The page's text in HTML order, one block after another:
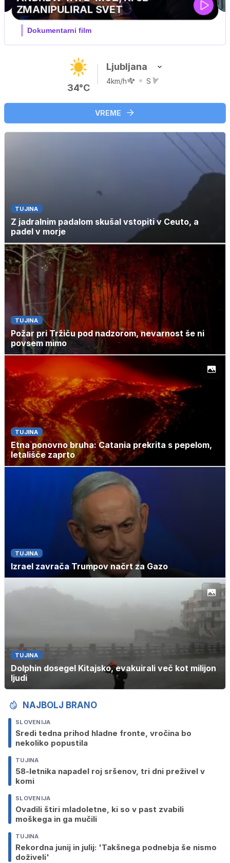
34°C
Ljubljana
4km/h S
VREME
TUJINA
Z jadralnim padalom skušal vstopiti v Ceuto, a
padel v morje
TUJINA
Požar pri Tržiču pod nadzorom, nevarnost še ni
povsem mimo
TUJINA
Etna ponovno bruha: Catania prekrita s pepelom,
letališče zaprto
TUJINA
Izrael zavrača Trumpov načrt za Gazo
TUJINA
Dolphin dosegel Kitajsko, evakuirali več kot milijon
ljudi
NAJBOLJ BRANO
SLOVENIJA
Sredi tedna prihod hladne fronte, vročina bo
nekoliko popustila
TUJINA
58-letnika napadel roj sršenov, tri dni preživel v
komi
SLOVENIJA
Ovadili štiri mladoletne, ki so v past zvabili
moškega in ga mučili
TUJINA
Rekordna junij in julij: 'Takšnega podnebja še nismo
doživeli'